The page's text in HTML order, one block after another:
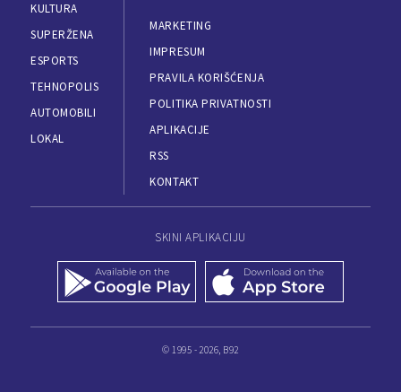
KULTURA
SUPERŽENA
ESPORTS
TEHNOPOLIS
AUTOMOBILI
LOKAL
MARKETING
IMPRESUM
PRAVILA KORIŠĆENJA
POLITIKA PRIVATNOSTI
APLIKACIJE
RSS
KONTAKT
SKINI APLIKACIJU
© 1995 - 2026, B92